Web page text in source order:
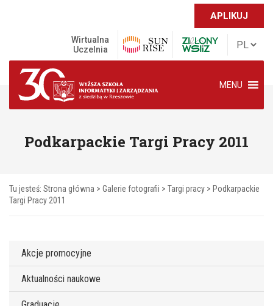
APLIKUJ
Wirtualna
Uczelnia
MENU
Podkarpackie Targi Pracy 2011
Tu jesteś: Strona główna > Galerie fotografii > Targi pracy > Podkarpackie
Targi Pracy 2011
Akcje promocyjne
Aktualności naukowe